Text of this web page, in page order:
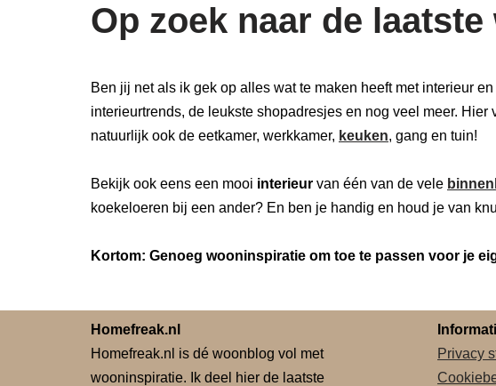
Op zoek naar de
Ben jij net als ik gek op alles wat te maken heeft met interieur
interieurtrends, de leukste shopadresjes en nog veel meer.
natuurlijk ook de eetkamer, werkkamer, keuken, gang en tuin!
Bekijk ook eens een mooi interieur van één van de vele
koekeloeren bij een ander? En ben je handig en houd je van
Kortom: Genoeg wooninspiratie om toe te passen voor je
Homefreak.nl
Homefreak.nl is dé woonblog vol met
wooninspiratie. Ik deel hier de laatste
Privacy